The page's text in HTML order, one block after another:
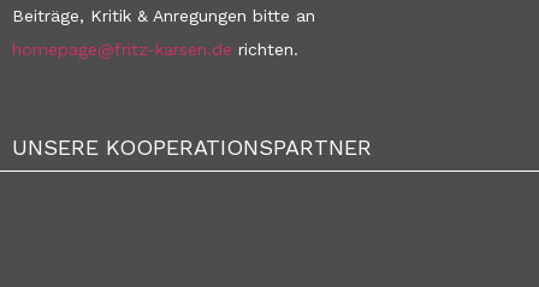
Beiträge, Kritik & Anregungen bitte an
homepage@fritz-karsen.de richten.
UNSERE KOOPERATIONSPARTNER